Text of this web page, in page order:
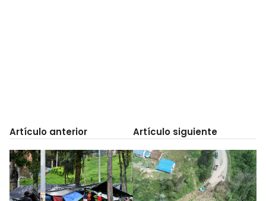
Artículo anterior Artículo siguiente